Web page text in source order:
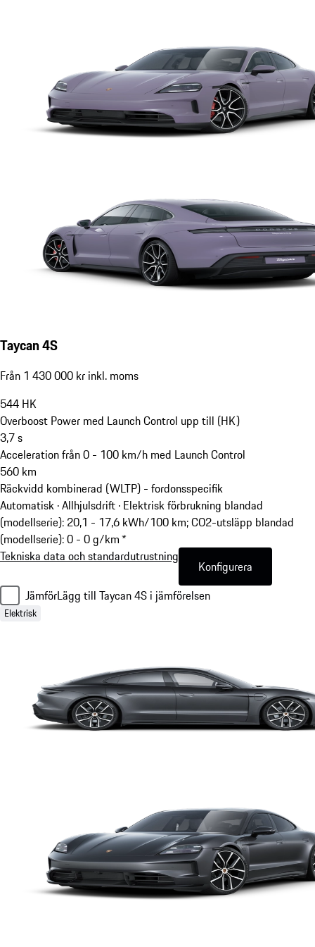
Taycan 4S
Från 1 430 000 kr inkl. moms
544 HK
Overboost Power med Launch Control upp till (HK)
3,7s
Acceleration från 0 - 100 km/h med Launch Control
560 km
Räckvidd kombinerad (WLTP) - fordonsspecifik
Automatisk · Allhjulsdrift · Elektrisk förbrukning blandad
(modellserie): 20,1 - 17,6 kWh/100 km; CO2-utsläpp blandad
(modellserie): 0 - 0 g/km *
Tekniska data och standardutrustning
Konfigurera
JämförLägg till Taycan 4S i jämförelsen
Elektrisk